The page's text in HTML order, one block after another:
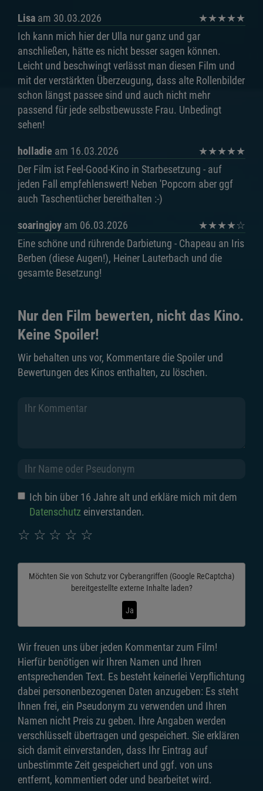
Lisa am 30.03.2026 ★★★★★
Ich kann mich hier der Ulla nur ganz und gar
anschließen, hätte es nicht besser sagen können.
Leicht und beschwingt verlässt man diesen Film und
mit der verstärkten Überzeugung, dass alte Rollenbilder
schon längst passee sind und auch nicht mehr
passend für jede selbstbewusste Frau. Unbedingt
sehen!
holladie am 16.03.2026 ★★★★★
Der Film ist Feel-Good-Kino in Starbesetzung - auf
jeden Fall empfehlenswert! Neben 'Popcorn aber ggf
auch Taschentücher bereithalten :-)
soaringjoy am 06.03.2026 ★★★★☆
Eine schöne und rührende Darbietung - Chapeau an Iris
Berben (diese Augen!), Heiner Lauterbach und die
gesamte Besetzung!
Nur den Film bewerten, nicht das Kino.
Keine Spoiler!
Wir behalten uns vor, Kommentare die Spoiler und
Bewertungen des Kinos enthalten, zu löschen.
Ich bin über 16 Jahre alt und erkläre mich mit dem
Datenschutz einverstanden.
☆
☆
☆
☆
☆
Möchten Sie von Schutz vor Cyberangriffen (Google ReCaptcha)
bereitgestellte externe Inhalte laden?
Ja
Wir freuen uns über jeden Kommentar zum Film!
Hierfür benötigen wir Ihren Namen und Ihren
entsprechenden Text. Es besteht keinerlei Verpflichtung
dabei personenbezogenen Daten anzugeben: Es steht
Ihnen frei, ein Pseudonym zu verwenden und Ihren
Namen nicht Preis zu geben. Ihre Angaben werden
verschlüsselt übertragen und gespeichert. Sie erklären
sich damit einverstanden, dass Ihr Eintrag auf
unbestimmte Zeit gespeichert und ggf. von uns
entfernt, kommentiert oder und bearbeitet wird.